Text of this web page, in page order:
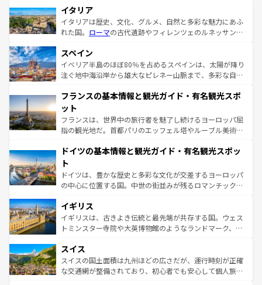
イタリア
イタリアは歴史、文化、グルメ、自然と多彩な魅力にあふ
れた国。 ローマの古代遺跡やフィレンツェのルネッサンス
ろん、トスカーナの美しい田園風景やアマルフィ海岸の絶
景など、自然景観も見逃せない。観光の合間には、本場の
ピザやパスタなど、絶品のイタリア料理を堪能することも
ませてくれるイタリアで、忘れられない旅をしてみよう！
なお、新着のイタリア情報は
しい。
スペイン
イベリア半島のほぼ80％を占めるスペインは、太陽が降り
注ぐ地中海沿岸から雄大なピレネー山脈まで、多彩な自然
文化が根付くこの国では、情熱的なフラメンコ、熱気あふ
れる闘牛、そして美味しいタパスが生活の一部となってい
る。首都マドリードの洗練された雰囲気や、バルセロナの
アートに溢れた街角から、地方では古代ローマ遺跡や中世
せる。地方によって風土や気候が異なるスペインはその個
ンテンツ一覧 を参照してほしい。
フランスの基本情報と観光ガイド・有名観光スポ
ット
フランスは、世界中の旅行者を魅了し続けるヨーロッパ屈
指の観光地だ。首都パリのエッフェル塔やルーブル美術館
で、幅広い魅力が詰まっている。華麗な宮殿、歴史的な大
聖堂、美しいビーチ、そして豊かな自然が、訪れる者を心
から魅了する。また、フランスは美食の国としても知ら
れ、フランス料理はユネスコ無形文化遺産にも登録されて
香り高いラベンダー畑など、多彩な楽しみ方が可能だ。さ
らに、パリ以外の地域にも魅力が溢れており、どの街角に
も豊かな歴史と文化が息づいている。パリ以外の個性あふ
を参照してほしい。
ドイツの基本情報と観光ガイド・有名観光スポッ
ト
ドイツは、豊かな歴史と多彩な文化が交差するヨーロッパ
の中心に位置する国。中世の街並みが残るロマンチック街
顔を持つこの国は、どこを歩いても飽きることがない。ベ
ルリンの文化的活気、バイエルン州のアルプスの絶景、そ
してライン川沿いのワイン畑といった風景は必見。ビール
は、お酒好きな人にはぜひ体験してほしい。 なお、新着の
ドイツ情報はコンテンツ一覧を参照してほしい。
イギリス
イギリスは、古きよき伝統と最先端が共存する国。ウェス
トミンスター寺院や大英博物館のようなランドマーク、歴
リアごとに異なる魅力がある。また、優雅なアフタヌーン
ティー、ビール好きにはたまらない英国パブ、サッカー観
戦など、本場だからこそできる体験も豊富。イギリスを旅
スイス
スイスの国土面積は九州ほどの広さだが、運行時刻が正確
な交通網が整備されており、初心者でも安心して個人旅行